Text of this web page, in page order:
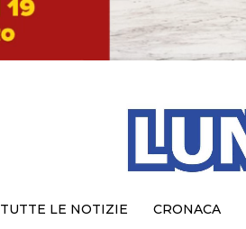
TUTTE LE NOTIZIE CRONACA